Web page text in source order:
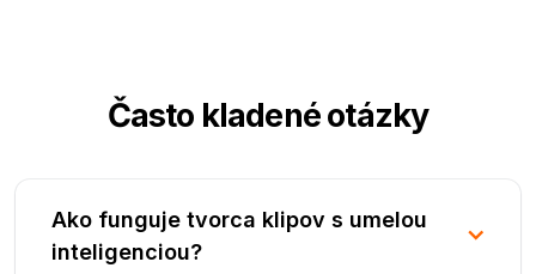
Často kladené otázky
Ako funguje tvorca klipov s umelou
inteligenciou?